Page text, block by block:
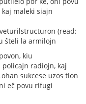
maleki siajn
(read:
ŝteli la armilojn
kiu
radiojn, kaj
sukcese uzos tion
eĉ povu rifugi